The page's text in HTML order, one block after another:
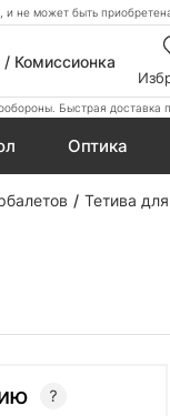
и не может быть
/ Комиссионка
Быстрая доставка
Оптика
Тетива